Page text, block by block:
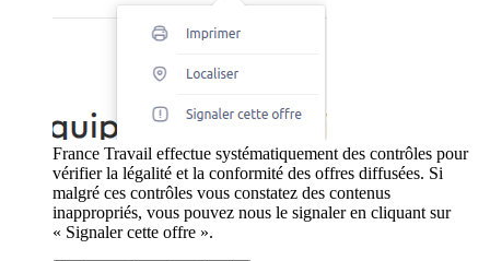
France Travail effectue systématiquement des contrôles pour
vérifier la légalité et la conformité des offres diffusées. Si
malgré ces contrôles vous constatez des contenus
inappropriés, vous pouvez nous le signaler en cliquant sur
« Signaler cette offre ».